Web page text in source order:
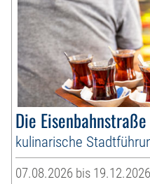
Die
kulinarische
07.08.2026 bis 19.12.2026